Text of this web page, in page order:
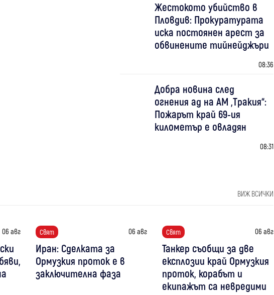
Жестокото убийство в
Пловдив: Прокуратурата
иска постоянен арест за
обвинените тийнейджъри
08:36
Добра новина след
огнения ад на АМ „Тракия“:
Пожарът край 69-ия
километър е овладян
08:31
ВИЖ ВСИЧКИ
06 авг Свят 06 авг
Иран: Сделката за
Ормузкия проток е в
заключителна фаза
Свят 06 авг
Танкер съобщи за две
експлозии край Ормузкия
проток, корабът и
екипажът са невредими